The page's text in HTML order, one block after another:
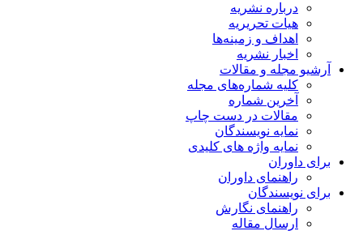
درباره نشریه
هیات تحریریه
اهداف و زمینه‌ها
اخبار نشریه
آرشیو مجله و مقالات
کلیه شماره‌های مجله
آخرین شماره
مقالات در دست چاپ
نمایه نویسندگان
نمایه واژه های کلیدی
برای داوران
راهنمای داوران
برای نویسندگان
راهنمای نگارش
ارسال مقاله